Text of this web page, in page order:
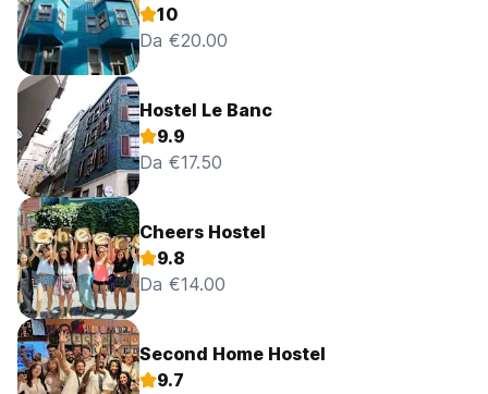
10
Da €20.00
Hostel Le Banc
9.9
Da €17.50
Cheers Hostel
9.8
Da €14.00
Second Home Hostel
9.7